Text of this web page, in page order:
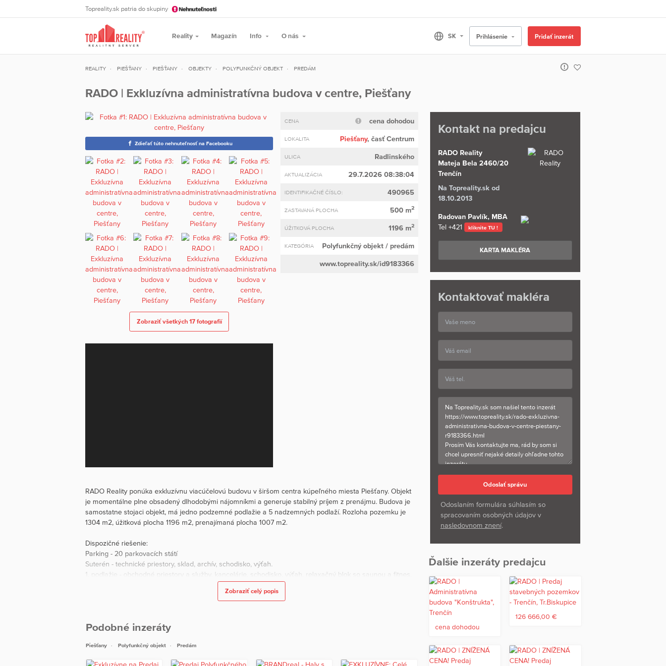
Topreality.sk patria do skupiny
Reality Magazín Info O nás Prihlásenie Pridať inzerát
REALITY PIEŠŤANY PIEŠŤANY OBJEKTY POLYFUNKČNÝ OBJEKT PREDÁM
RADO | Exkluzívna administratívna budova v centre, Piešťany
Zdieľať túto nehnuteľnosť na Facebooku
Zobraziť všetkých 17 fotografií
CENA cena dohodou
LOKALITA Piešťany, časť Centrum
ULICA Radlinského
AKTUALIZÁCIA 29.7.2026 08:38:04
IDENTIFIKAČNÉ ČÍSLO: 490965
ZASTAVANÁ PLOCHA 500 m2
ÚŽITKOVÁ PLOCHA 1196 m2
KATEGÓRIA Polyfunkčný objekt/ predám
www.topreality.sk/id9183366
RADO Reality ponúka exkluzívnu viacúčelovú budovu v širšom centra kúpeľného miesta Piešťany. Objekt
je momentálne plne obsadený dlhodobými nájomníkmi a generuje stabilný príjem z prenájmu. Budova je
samostatne stojaci objekt, má jedno podzemné podlažie a 5 nadzemných podlaží. Rozloha pozemku je
1304 m2, úžitková plocha 1196 m2, prenajímaná plocha 1007 m2.
Dispozičné riešenie:
Parking - 20 parkovacích státí
Suterén - technické priestory, sklad, archív, schodisko, výťah.
1. podlažie - obchodné priestory a služby, kancelárie, schodisko, výťah, relaxačný blok so saunou a fitnes,
2. podlažie - kancelárie, zasadačka, archív - sklad, kuchynka, hygienické príslušenstvo, schodisko, výťah.
5. podlažie - schodisko, výťah, pochôdzna zelená strecha.
Objekt bol postavený v roku 2004. Konštrukcia budovy je murovaná v kombinácií so železobetónom.
Zobraziť celý popis
Podobné inzeráty
Piešťany Polyfunkčný objekt Predám
Kontakt na predajcu
RADO Reality
Mateja Bela 2460/20
Trenčín
Na Topreality.sk od
18.10.2013
Radovan Pavlík, MBA
Tel+421 kliknite TU !
KARTA MAKLÉRA
Kontaktovať makléra
Odoslaním formulára súhlasím so
spracovaním osobných údajov v
nasledovnom znení.
Ďalšie inzeráty predajcu
cena dohodou
126 666,00 €